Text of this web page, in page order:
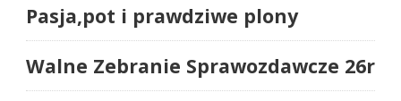
Pasja,pot i prawdziwe plony
Walne Zebranie Sprawozdawcze 26r